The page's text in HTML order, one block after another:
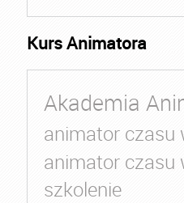
Kurs Animatora
Akademia
animator czasu
animator czasu
szkolenie